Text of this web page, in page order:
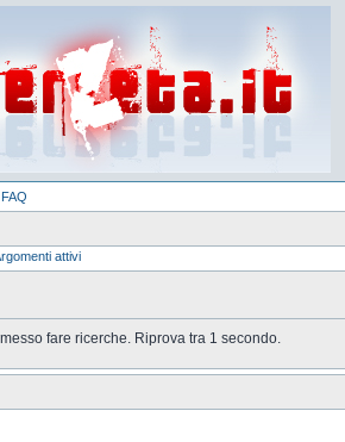
FAQ
attivi
fare ricerche. Riprova tra 1 secondo.